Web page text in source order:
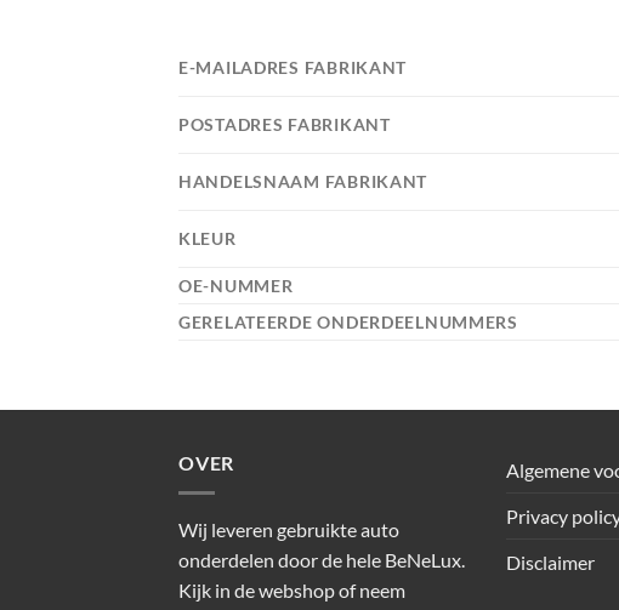
E-MAILADRES FABRIKANT
POSTADRES FABRIKANT
HANDELSNAAM FABRIKANT
KLEUR
OE-NUMMER
GERELATEERDE ONDERDEELNUMMERS
OVER
Wij leveren gebruikte auto
onderdelen door de hele BeNeLux.
Kijk in de webshop of neem
Algemene
Privacy
Disclaimer